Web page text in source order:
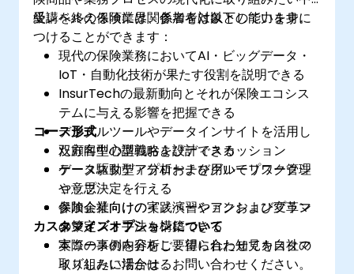
級レベルの保険業界関係者を対象としています。
受講を終える頃には、参加者は以下の能力を身に
つけることができます：
現代の保険業務においてAI・ビッグデータ・
IoT・自動化技術が果たす役割を説明できる
InsurTechの最新動向とそれが保険エコシス
テムに与える影響を把握できる
デジタルツールやデータインサイトを活用し
た顧客中心型戦略を設計できる
データ駆動型アプローチを用いてリスク管理
や意思決定を行える
保険会社向けのイノベーションおよび変革マ
ネジメント手法を構築できる
実際の事例を分析し、得られた知見を自社の
取り組みに活かせる
コース形式
双方向型の講義およびディスカッション
ケーススタディ分析およびグループワークシ
ョップ
参加企業向けの実践演習やアクションプラン
の策定
カスタマイズオプションについて
本コースの内容をご要望に合わせてカスタマ
イズしたい場合は、お問い合わせください。